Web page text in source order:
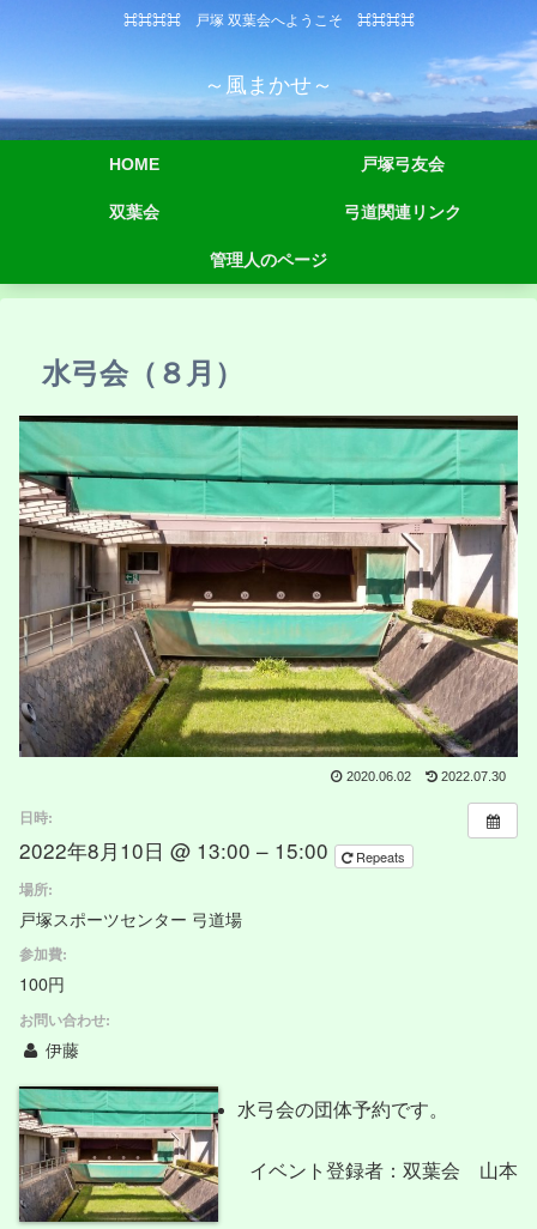
⌘⌘⌘⌘ 戸塚 双葉会へようこそ ⌘⌘⌘⌘
～風まかせ～
HOME 戸塚弓友会
双葉会 弓道関連リンク
管理人のページ
水弓会（８月）
2020.06.02 2022.07.30
日時:
2022年8月10日 @ 13:00 – 15:00 Repeats
場所:
戸塚スポーツセンター 弓道場
参加費:
100円
お問い合わせ:
伊藤
水弓会の団体予約です。
イベント登録者：双葉会 山本